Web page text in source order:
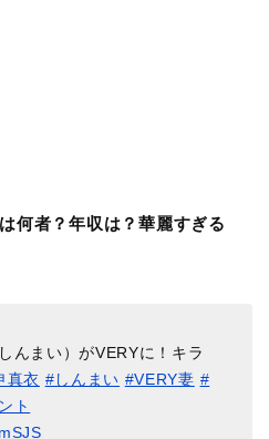
何者？年収は？華麗すぎる
んまい）がVERYに！キラ
真衣 #しんまい #VERY妻 #
ト